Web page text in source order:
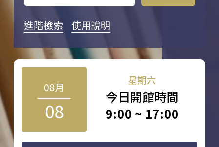
進階檢索 使用說明
08月
08
星期六
今日開館時間
9:00 ~ 17:00